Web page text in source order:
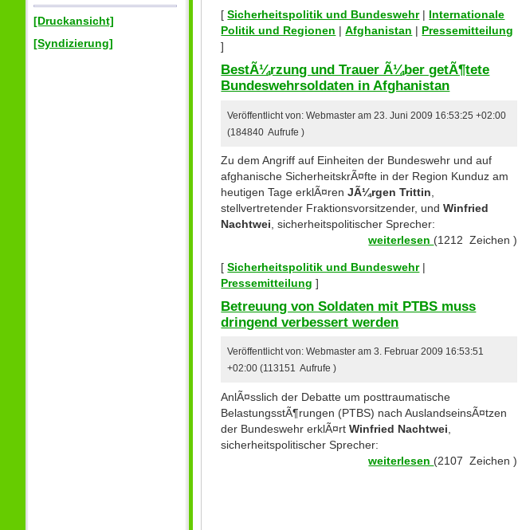
[Druckansicht]
[Syndizierung]
[Sicherheitspolitik und Bundeswehr| Internationale
Politik und Regionen |Afghanistan | Pressemitteilung
]
BestÃ¼rzung und Trauer Ã¼ber getÃ¶tete
Bundeswehrsoldaten in Afghanistan
Veröffentlicht von: Webmaster am 23. Juni 2009 16:53:25 +02:00
(184840 Aufrufe )
Zu dem Angriff auf Einheiten der Bundeswehr und auf
afghanische SicherheitskrÃ¤fte in der Region Kunduz am
heutigen Tage erklÃ¤renJÃ¼rgen Trittin
stellvertretender Fraktionsvorsitzender, undWinfried
Nachtwei , sicherheitspolitischer Sprecher:
weiterlesen (1212 Zeichen )
[Sicherheitspolitik und Bundeswehr|
Pressemitteilung ]
Betreuung von Soldaten mit PTBS muss
dringend verbessert werden
Veröffentlicht von: Webmaster am 3. Februar 2009 16:53:51
+02:00 (113151 Aufrufe )
AnlÃ¤sslich der Debatte um posttraumatische
BelastungsstÃ¶rungen (PTBS) nach AuslandseinsÃ¤tzen
der Bundeswehr erklÃ¤rtWinfried Nachtwei
sicherheitspolitischer Sprecher:
weiterlesen (2107 Zeichen )